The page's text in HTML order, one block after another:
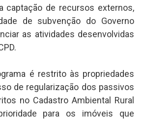
captação de recursos externos,
de subvenção do Governo
as atividades desenvolvidas
é restrito às propriedades
de regularização dos passivos
no Cadastro Ambiental Rural
para os imóveis que